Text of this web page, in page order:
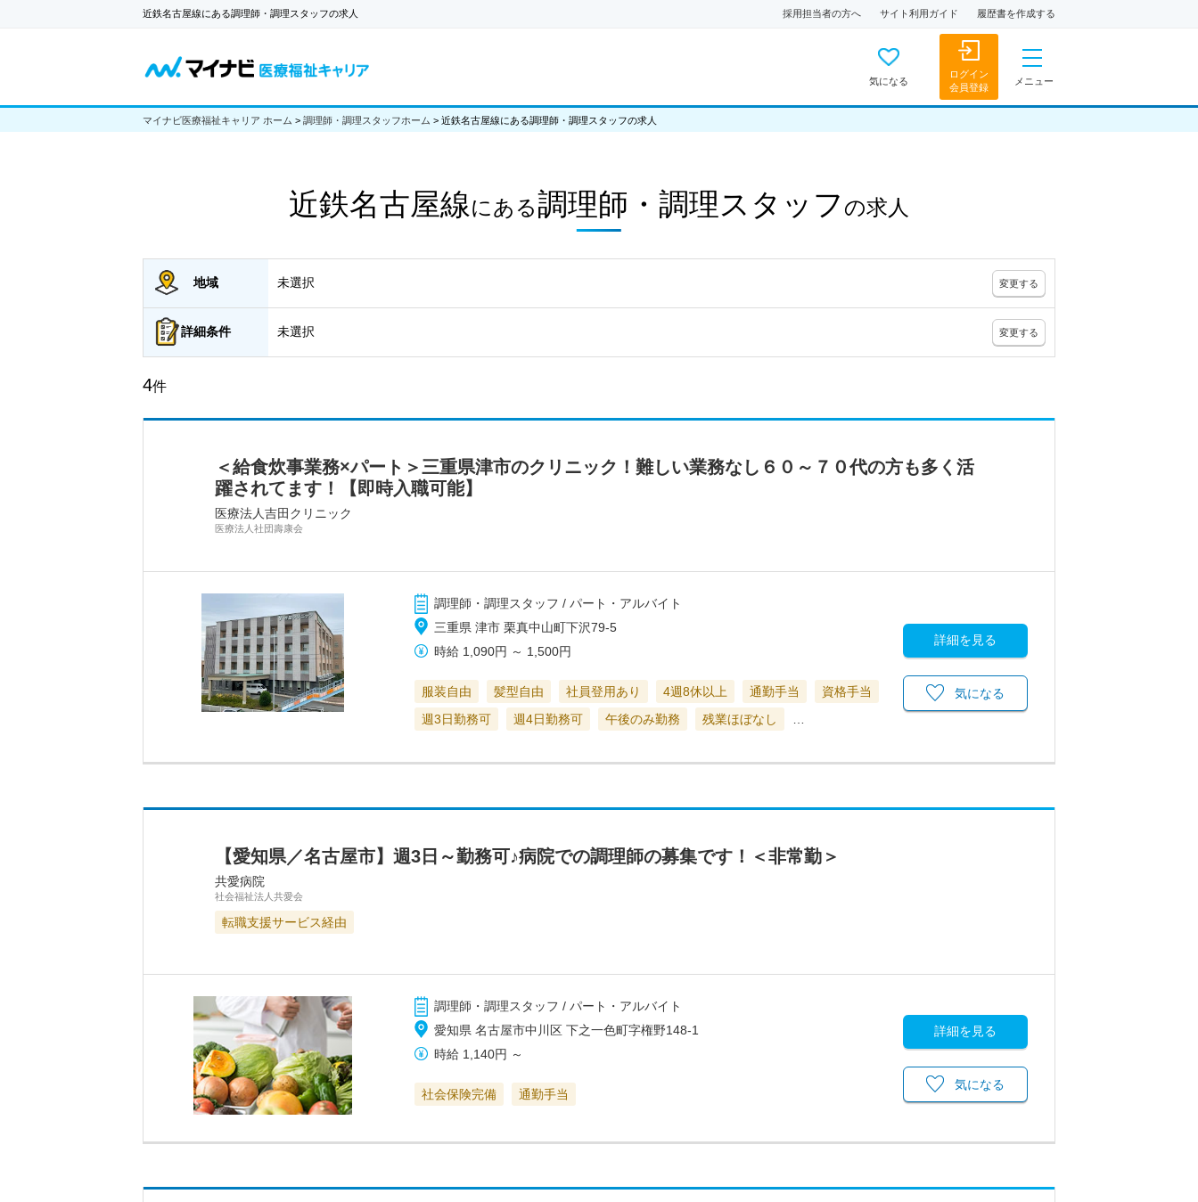
近鉄名古屋線にある調理師・調理スタッフの求人 採用担当者の方へ サイト利用ガイド 履歴書を作成する
気になる
ログイン
会員登録
メニュー
マイナビ医療福祉キャリア ホーム > 調理師・調理スタッフホーム > 近鉄名古屋線にある調理師・調理スタッフの求人
近鉄名古屋線にある調理師・調理スタッフ の求人
地域 未選択 変更する
詳細条件 未選択 変更する
4件
＜給食炊事業務×パート＞三重県津市のクリニック！難しい業務なし６０～７０代の方も多く活
躍されてます！【即時入職可能】
医療法人吉田クリニック
医療法人社団壽康会
調理師・調理スタッフ / パート・アルバイト
三重県 津市 栗真中山町下沢79‐5
時給 1,090円 ～ 1,500円
服装自由 髪型自由 社員登用あり 4週8休以上 通勤手当
資格手当
週3日勤務可
週4日勤務可 午後のみ勤務 残業ほぼなし
詳細を見る
気になる
【愛知県／名古屋市】週3日～勤務可♪病院での調理師の募集です！＜非常勤＞
共愛病院
社会福祉法人共愛会
転職支援サービス経由
調理師・調理スタッフ / パート・アルバイト
愛知県 名古屋市中川区 下之一色町字権野148-1
時給 1,140円 ～
社会保険完備 通勤手当
詳細を見る
気になる